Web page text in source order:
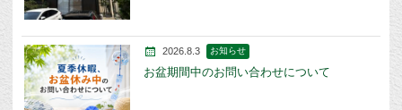
2026.8.3 お知らせ
お盆期間中のお問い合わせについて